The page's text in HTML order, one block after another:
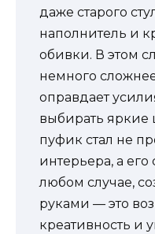
даже старого
наполнитель и
обивки. В этом
немного
оправдает
выбирать яркие
пуфик стал не
интерьера, а
любом случае,
руками — это
креативность и